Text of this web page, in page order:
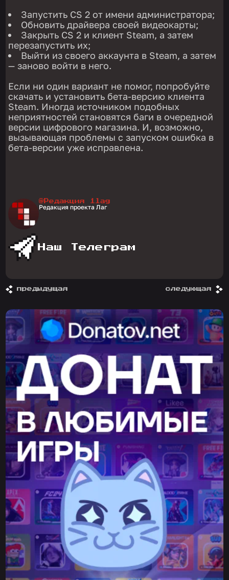
Запустить CS 2 от имени администратора;
Обновить драйвера своей видеокарты;
Закрыть CS 2 и клиент Steam, а затем
перезапустить их;
Выйти из своего аккаунта в Steam, а затем
— заново войти в него.
Если ни один вариант не помог, попробуйте
скачать и установить бета-версию клиента
Steam. Иногда источником подобных
неприятностей становятся баги в очередной
версии цифрового магазина. И, возможно,
вызывающая проблемы с запуском ошибка в
бета-версии уже исправлена.
@Редакция 1lag
Редакция проекта Лаг
Наш Телеграм
предыдущая следующая